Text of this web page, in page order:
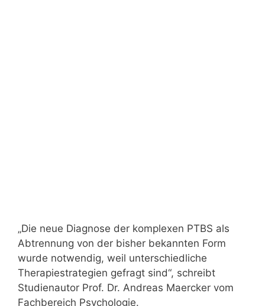
„Die neue Diagnose der komplexen PTBS als
Abtrennung von der bisher bekannten Form
wurde notwendig, weil unterschiedliche
Therapiestrategien gefragt sind“, schreibt
Studienautor Prof. Dr. Andreas Maercker vom
Fachbereich Psychologie.